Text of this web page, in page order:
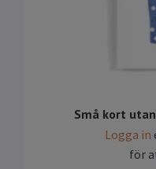
Små kort
Logga in
för